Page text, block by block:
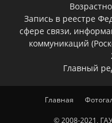
Запись в реестре
сфере связи,
коммуникаций
Главный
Главная
© 2008-2021,